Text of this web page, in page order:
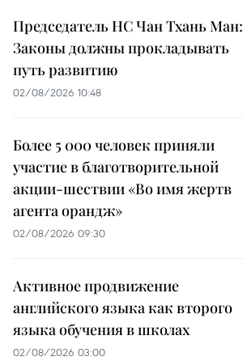
Председатель НС Чан Тхань Ман:
Законы должны прокладывать
путь развитию
02/08/2026 10:48
Более 5 000 человек приняли
участие в благотворительной
акции-шествии «Во имя жертв
агента орандж»
02/08/2026 09:30
Активное продвижение
английского языка как второго
языка обучения в школах
02/08/2026 03:00